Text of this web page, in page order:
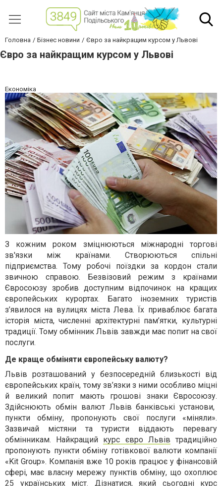
Головна Бізнес новини Євро за найкращим курсом у Львові
Євро за найкращим курсом у Львові
Економіка
З кожним роком зміцнюються міжнародні торгові
зв'язки між країнами.Створюються спільні
підприємства. Тому робочі поїздки за кордон стали
звичною справою. Безвізовий режим з країнами
Євросоюзу зробив доступним відпочинок на кращих
європейських курортах. Багато іноземних туристів
з’явилося на вулицях міста Лева. Їх приваблює багата
історія міста, численні архітектурні пам’ятки, культурні
традиції. Томуобмінник Львів завжди має попит на свої
послуги.
Де краще обміняти європейську валюту?
Львів розташований у безпосередній близькості від
європейських країн, тому зв’язки з ними особливо міцні
й великий попит мають грошові знаки Євросоюзу.
Здійснюють обмін валют Львів банківські установи,
пункти обміну, пропонують свої послуги «міняли».
Зазвичай містяни та туристи віддають перевагу
обмінникам. Найкращий курс євро Львів традиційно
пропонують пункти обміну готівкової валюти компанії
« Kit Group». Компанія вже 10 років працює у фінансовій
сфері, має власну мережу пунктів обміну, що охоплює
25 українських міст. Дізнатися, який сьогодні курс